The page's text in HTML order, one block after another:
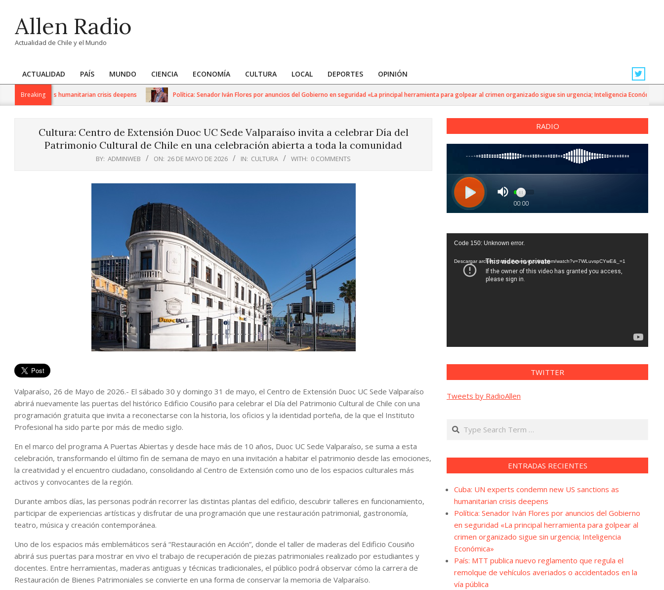
contentAllen Radio
Actualidad de Chile y el Mundo
Primary
Navigation
ACTUALIDAD PAÍS MUNDO CIENCIA ECONOMÍA CULTURA LOCAL DEPORTES OPINIÓN
Breaking
sanctions as humanitarian crisis deepens Política: Senador Iván Flores por anuncios del Gobierno en seguridad «La principal herramienta para golpear al crimen organizado sigue sin urgencia; Inteligencia Económica»
Cultura: Centro de Extensión Duoc UC Sede Valparaíso invita a celebrar Día del
Patrimonio Cultural de Chile en una celebración abierta a toda la comunidad
BY: ADMINWEB ON: 26 DE MAYO DE 2026 IN: CULTURA WITH: 0 COMMENTS
Valparaíso, 26 de Mayo de 2026.- El sábado 30 y domingo 31 de mayo, el Centro de Extensión Duoc UC Sede Valparaíso
abrirá nuevamente las puertas del histórico Edificio Cousiño para celebrar el Día del Patrimonio Cultural de Chile con una
programación gratuita que invita a reconectarse con la historia, los oficios y la identidad porteña, de la que el Instituto
Profesional ha sido parte por más de medio siglo.
En el marco del programa A Puertas Abiertas y desde hace más de 10 años, Duoc UC Sede Valparaíso, se suma a esta
celebración, transformando el último fin de semana de mayo en una invitación a habitar el patrimonio desde las emociones,
la creatividad y el encuentro ciudadano, consolidando al Centro de Extensión como uno de los espacios culturales más
activos y convocantes de la región.
Durante ambos días, las personas podrán recorrer las distintas plantas del edificio, descubrir talleres en funcionamiento,
participar de experiencias artísticas y disfrutar de una programación que une restauración patrimonial, gastronomía,
teatro, música y creación contemporánea.
Uno de los espacios más emblemáticos será “Restauración en Acción”, donde el taller de maderas del Edificio Cousiño
abrirá sus puertas para mostrar en vivo el trabajo de recuperación de piezas patrimoniales realizado por estudiantes y
docentes. Entre herramientas, maderas antiguas y técnicas tradicionales, el público podrá observar cómo la carrera de
Restauración de Bienes Patrimoniales se convierte en una forma de conservar la memoria de Valparaíso.
RADIO
Reproductor
vídeo
Code 150: Unknown error.
Descargar archivo: https://www.youtube.com/watch?v=7WLuvspCYwE&_=1
TWITTER
Tweets by RadioAllen
Search
ENTRADAS RECIENTES
Cuba: UN experts condemn new US sanctions as
humanitarian crisis deepens
Política: Senador Iván Flores por anuncios del Gobierno
en seguridad «La principal herramienta para golpear al
crimen organizado sigue sin urgencia; Inteligencia
Económica»
País: MTT publica nuevo reglamento que regula el
remolque de vehículos averiados o accidentados en la
vía pública